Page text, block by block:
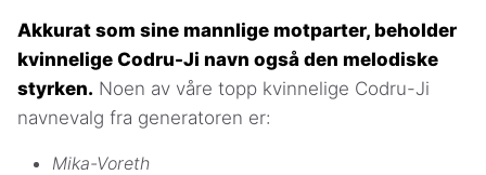
Akkurat som sine mannlige motparter, beholder
kvinnelige Codru-Ji navn også den melodiske
styrken. Noen av våre topp kvinnelige Codru-Ji
navnevalg fra generatoren er:
Mika-Voreth